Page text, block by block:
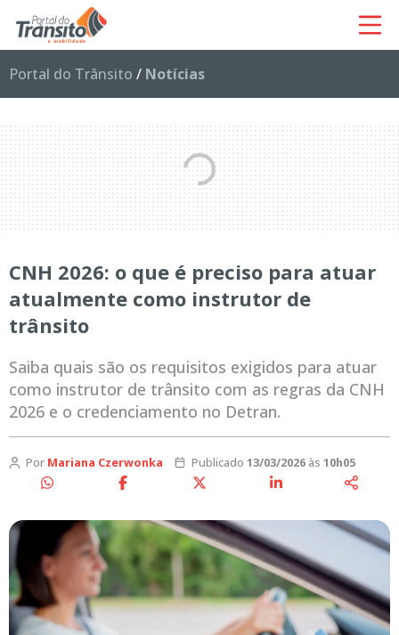
Portal do Trânsito / Notícias
CNH 2026: o que é preciso para atuar
atualmente como instrutor de
trânsito
Saiba quais são os requisitos exigidos para atuar
como instrutor de trânsito com as regras da CNH
2026 e o credenciamento no Detran.
Por Mariana Czerwonka Publicado 13/03/2026às 10h05